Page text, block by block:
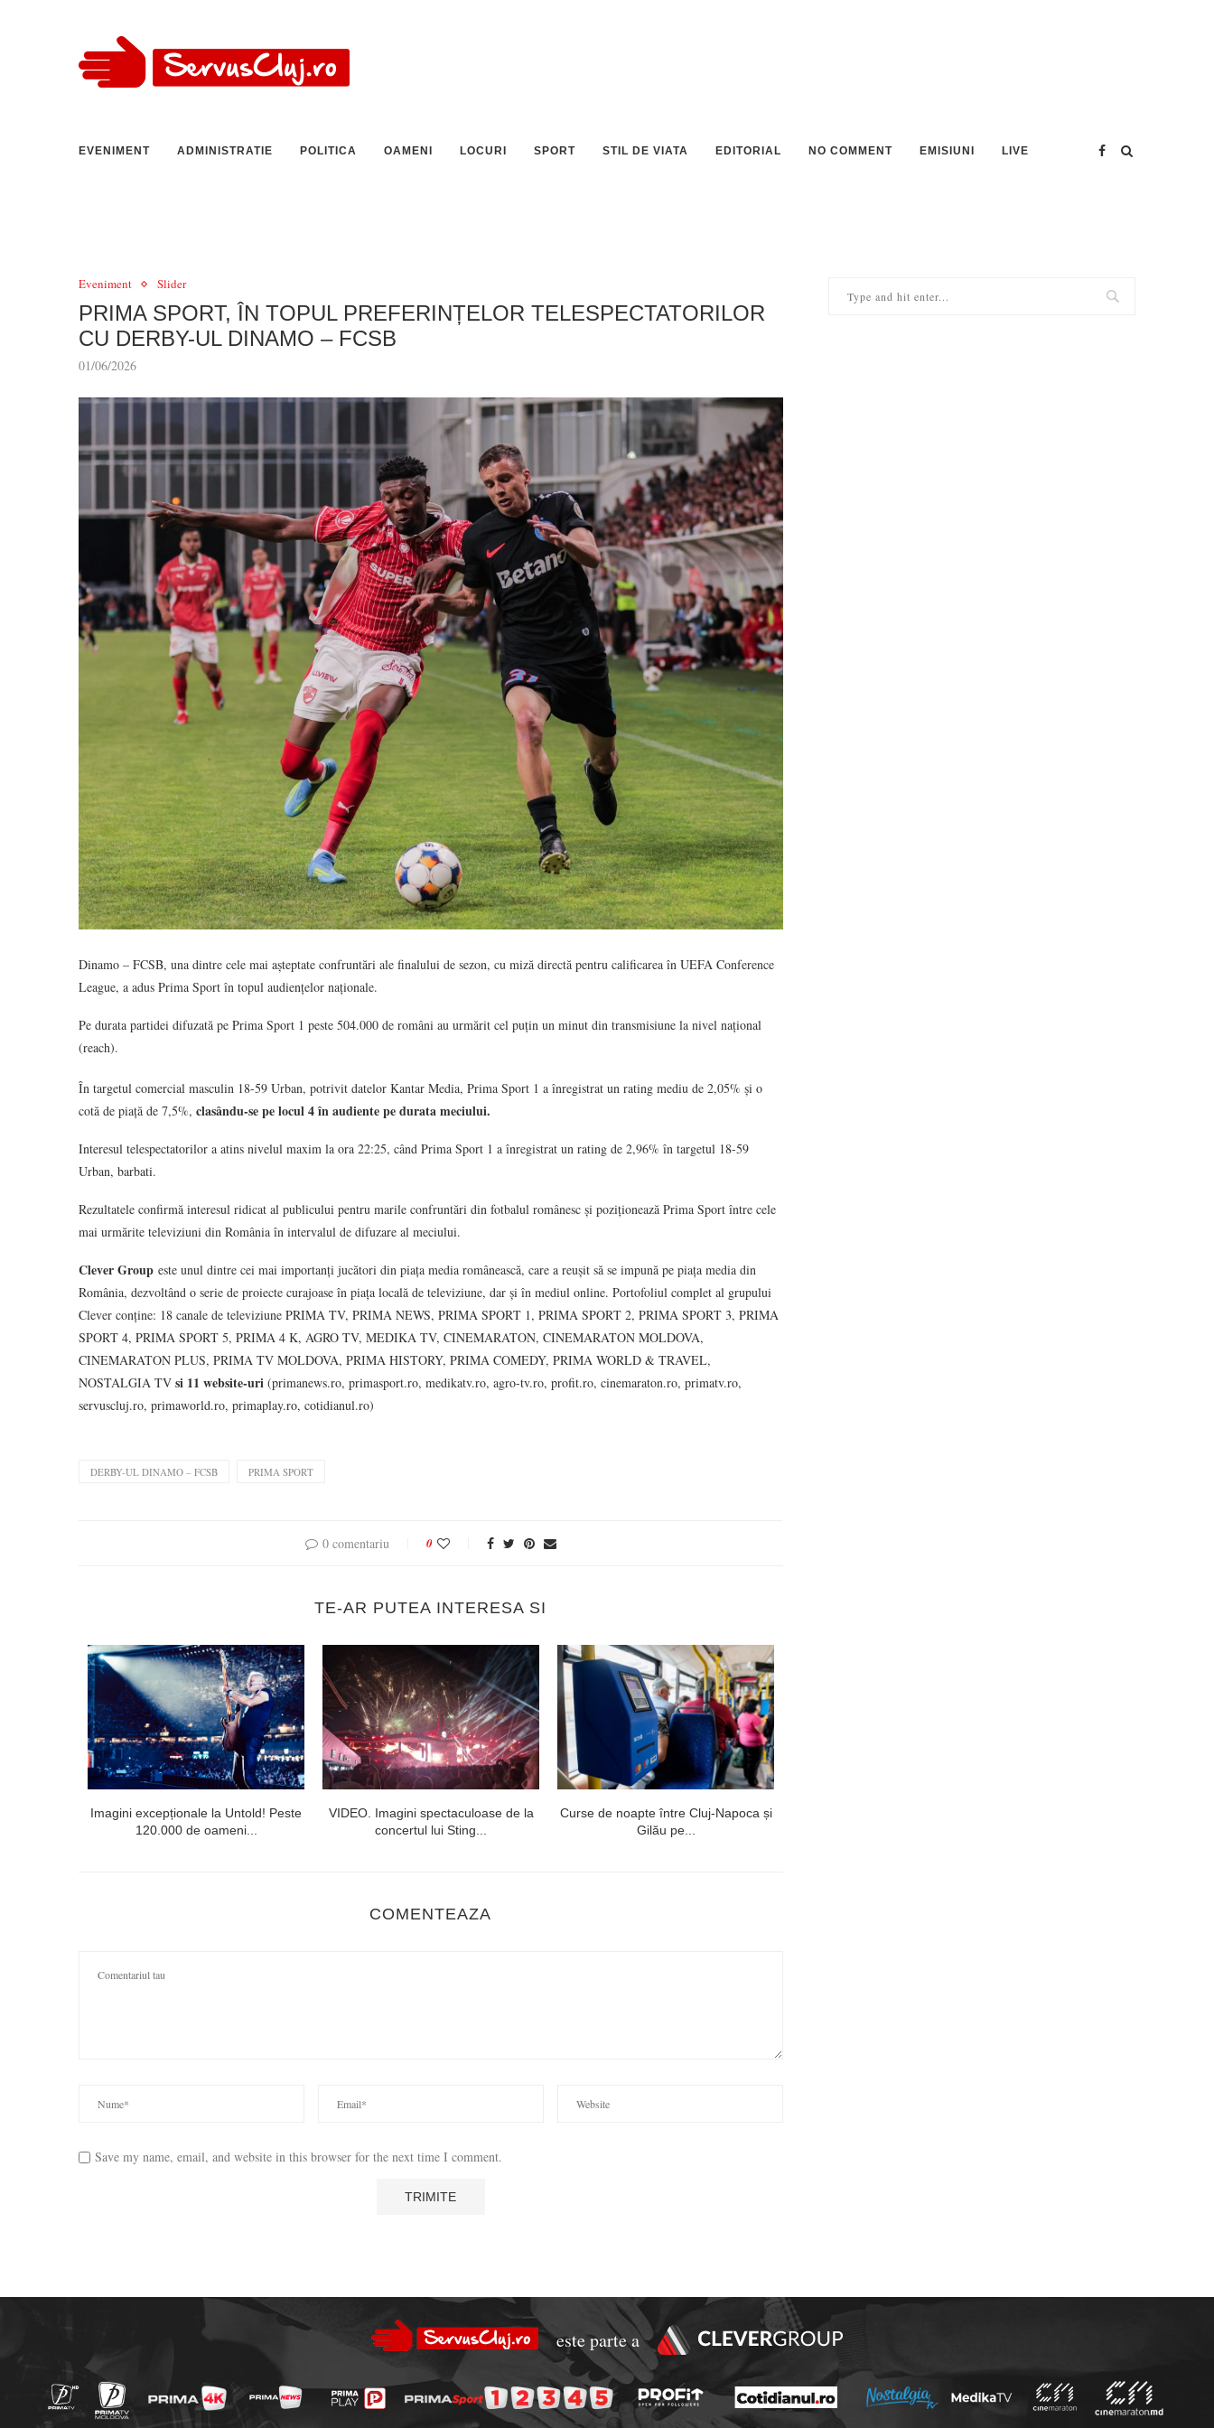
EVENIMENT ADMINISTRATIE POLITICA OAMENI LOCURI SPORT STIL DE VIATA EDITORIAL NO COMMENT EMISIUNI LIVE
Eveniment Slider
PRIMA SPORT, ÎN TOPUL PREFERINȚELOR TELESPECTATORILOR
CU DERBY-UL DINAMO – FCSB
01/06/2026
Dinamo – FCSB, una dintre cele mai așteptate confruntări ale finalului de sezon, cu miză directă pentru calificarea în UEFA Conference
League, a adus Prima Sport în topul audiențelor naționale.
Pe durata partidei difuzată pe Prima Sport 1 peste 504.000 de români au urmărit cel puțin un minut din transmisiune la nivel național
(reach).
În targetul comercial masculin 18-59 Urban, potrivit datelor Kantar Media, Prima Sport 1 a înregistrat un rating mediu de 2,05% și o
cotă de piață de 7,5%, clasându-se pe locul 4 în audiente pe durata meciului.
Interesul telespectatorilor a atins nivelul maxim la ora 22:25, când Prima Sport 1 a înregistrat un rating de 2,96% în targetul 18-59
Urban, barbati.
Rezultatele confirmă interesul ridicat al publicului pentru marile confruntări din fotbalul românesc și poziționează Prima Sport între cele
mai urmărite televiziuni din România în intervalul de difuzare al meciului.
Clever Group este unul dintre cei mai importanți jucători din piața media românească, care a reușit să se impună pe piața media din
România, dezvoltând o serie de proiecte curajoase în piața locală de televiziune, dar și în mediul online. Portofoliul complet al grupului
Clever conține: 18 canale de televiziune PRIMA TV, PRIMA NEWS, PRIMA SPORT 1, PRIMA SPORT 2, PRIMA SPORT 3, PRIMA
SPORT 4, PRIMA SPORT 5, PRIMA 4 K, AGRO TV, MEDIKA TV, CINEMARATON, CINEMARATON MOLDOVA,
CINEMARATON PLUS, PRIMA TV MOLDOVA, PRIMA HISTORY, PRIMA COMEDY, PRIMA WORLD & TRAVEL,
NOSTALGIA TV si 11 website-uri (primanews.ro, primasport.ro, medikatv.ro, agro-tv.ro, profit.ro, cinemaraton.ro, primatv.ro,
servuscluj.ro, primaworld.ro, primaplay.ro, cotidianul.ro)
DERBY-UL DINAMO – FCSB PRIMA SPORT
0 comentariu 0
TE-AR PUTEA INTERESA SI
Imagini excepționale la Untold! Peste
120.000 de oameni...
VIDEO. Imagini spectaculoase de la
concertul lui Sting...
Curse de noapte între Cluj-Napoca și
Gilău pe...
COMENTEAZA
Save my name, email, and website in this browser for the next time I comment.
este parte a